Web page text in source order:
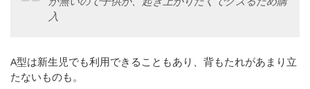
入
A型は新生児でも利用できることもあり、背もたれがあまり立
たないものも。